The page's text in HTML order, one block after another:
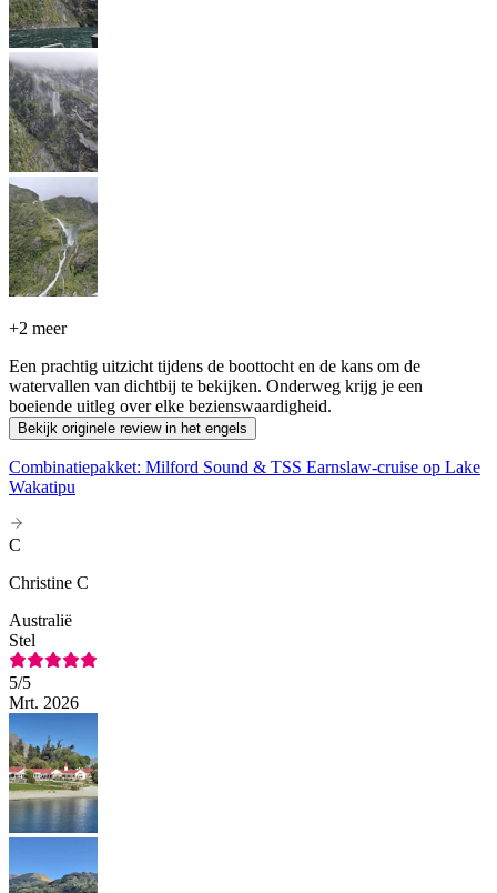
+2 meer
Een prachtig uitzicht tijdens de boottocht en de kans om de
watervallen van dichtbij te bekijken. Onderweg krijg je een
boeiende uitleg over elke bezienswaardigheid.
Bekijk originele review in het engels
Combinatiepakket: Milford Sound & TSS Earnslaw-cruise op Lake
Wakatipu
C
Christine C
Australië
Stel
5/5
Mrt. 2026